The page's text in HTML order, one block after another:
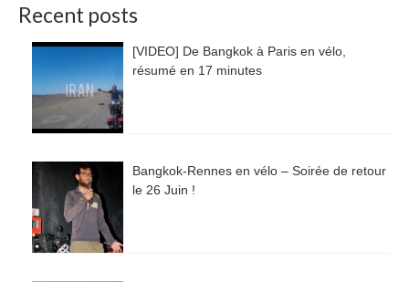
Recent posts
[VIDEO] De Bangkok à Paris en vélo,
résumé en 17 minutes
Bangkok-Rennes en vélo – Soirée de retour
le 26 Juin !